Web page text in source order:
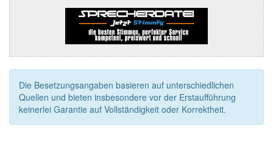
Die Besetzungsangaben basieren auf unterschiedlichen
Quellen und bieten insbesondere vor der Erstaufführung
keinerlei Garantie auf Vollständigkeit oder Korrektheit.